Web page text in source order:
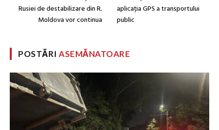
Rusiei de destabilizare din R.
Moldova vor continua
aplicația GPS a transportului
public
POSTĂRIASEMĂNATOARE